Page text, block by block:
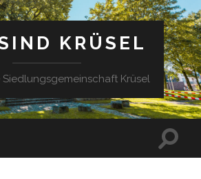
KRÜSEL
Krüsel